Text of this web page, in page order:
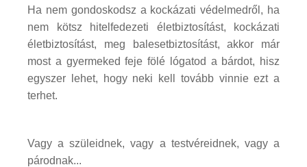
Ha nem gondoskodsz a kockázati védelmedről, ha
nem kötsz hitelfedezeti életbiztosítást, kockázati
életbiztosítást, meg balesetbiztosítást, akkor már
most a gyermeked feje fölé lógatod a bárdot, hisz
egyszer lehet, hogy neki kell tovább vinnie ezt a
terhet.
Vagy a szüleidnek, vagy a testvéreidnek, vagy a
párodnak...